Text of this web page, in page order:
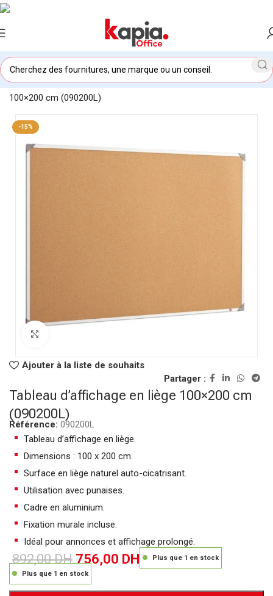
Accueil/KAPIA OFFICE MAROC/Tableau d’affichage en liège
100×200 cm (090200L)
-15%
Ajouter à la liste de souhaits
Partager :
Tableau d’affichage en liège 100×200 cm
(090200L)
Référence: 090200L
Tableau d’affichage en liège.
Dimensions : 100 x 200 cm.
Surface en liège naturel auto-cicatrisant.
Utilisation avec punaises.
Cadre en aluminium.
Fixation murale incluse.
Idéal pour annonces et affichage prolongé.
892,00DH 756,00 DH
Plus que 1 en stock
Plus que 1 en stock